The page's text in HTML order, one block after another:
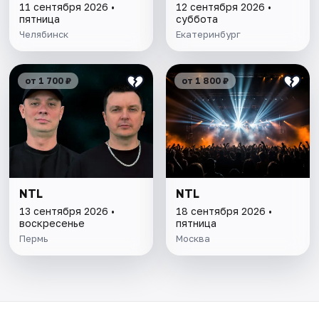
11 сентября 2026 •
пятница
Челябинск
12 сентября 2026 •
суббота
Екатеринбург
от 1 700 ₽
NTL
13 сентября 2026 •
воскресенье
Пермь
от 1 800 ₽
NTL
18 сентября 2026 •
пятница
Москва